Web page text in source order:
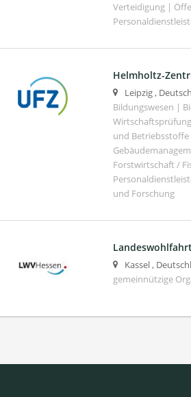
Verteidigung |
Helmholtz-
Leipzig,
Bildungswesen |
und
Forstwirtschaft /
und Forschung
Kassel,
gemeinnützige